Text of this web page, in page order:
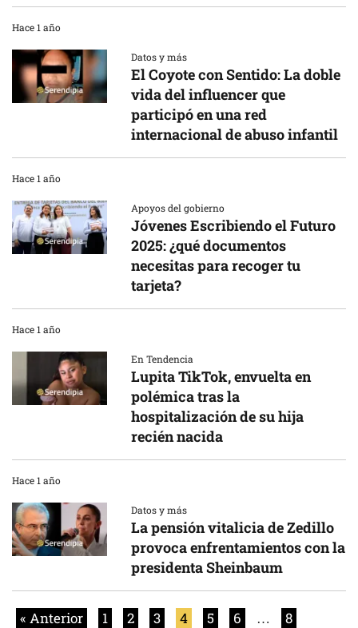
Hace 1 año
Datos y más
El Coyote con Sentido: La doble
vida del influencer que
participó en una red
internacional de abuso infantil
Hace 1 año
Apoyos del gobierno
Jóvenes Escribiendo el Futuro
2025: ¿qué documentos
necesitas para recoger tu
tarjeta?
Hace 1 año
En Tendencia
Lupita TikTok, envuelta en
polémica tras la
hospitalización de su hija
recién nacida
Hace 1 año
Datos y más
La pensión vitalicia de Zedillo
provoca enfrentamientos con la
presidenta Sheinbaum
« Anterior 1 2 3 4 5 6 …
8